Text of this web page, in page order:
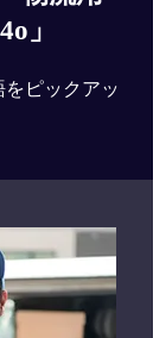
」
ピックアッ